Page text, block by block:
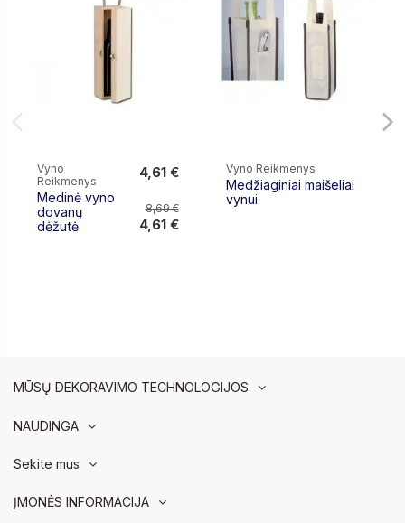
Vyno
Reikmenys
Medinė vyno
dovanų
dėžutė
4,61 €
8,69 €
4,61 €
Vyno Reikmenys
Medžiaginiai maišeliai
vynui
MŪSŲ DEKORAVIMO TECHNOLOGIJOS
NAUDINGA
Sekite mus
ĮMONĖS INFORMACIJA